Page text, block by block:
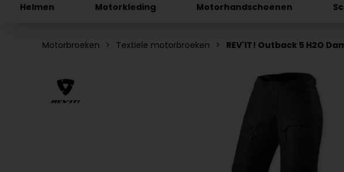
Helmen Motorkleding Motorhandschoenen
Motorbroeken Textiele motorbroeken REV'IT! Outback 5 H2O